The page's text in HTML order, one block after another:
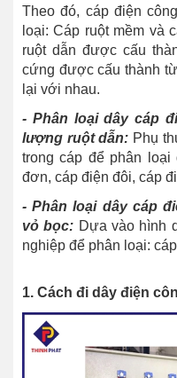
Theo đó, cáp điện
loại: Cáp ruột mềm và
ruột dẫn được cấu
cứng được cấu thành
lại với nhau.
- Phân loại dây cáp
lượng ruột dẫn: Phụ
trong cáp để phân
đơn, cáp điện đôi, cáp
- Phân loại dây cáp
vỏ bọc: Dựa vào hình
nghiệp để phân loại:
1. Cách đi dây điện